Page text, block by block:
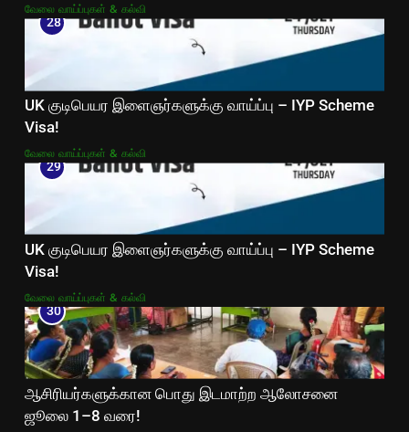
வேலை வாய்ப்புகள் & கல்வி
28
UK குடிபெயர இளைஞர்களுக்கு வாய்ப்பு – IYP Scheme
Visa!
வேலை வாய்ப்புகள் & கல்வி
29
UK குடிபெயர இளைஞர்களுக்கு வாய்ப்பு – IYP Scheme
Visa!
வேலை வாய்ப்புகள் & கல்வி
30
ஆசிரியர்களுக்கான பொது இடமாற்ற ஆலோசனை
ஜூலை 1–8 வரை!